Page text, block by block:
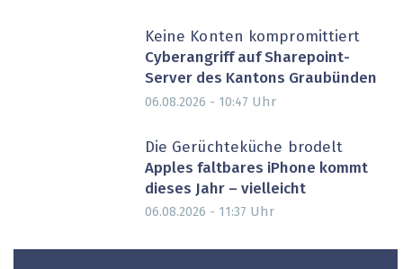
Keine Konten kompromittiert
Cyberangriff auf Sharepoint-
Server des Kantons Graubünden
06.08.2026 - 10:47 Uhr
Die Gerüchteküche brodelt
Apples faltbares iPhone kommt
dieses Jahr – vielleicht
06.08.2026 - 11:37 Uhr